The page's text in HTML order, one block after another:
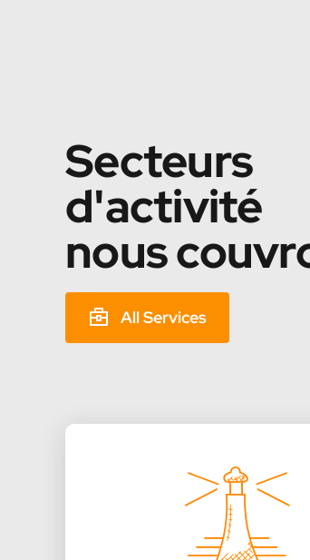
Secteurs
d'activité
nous
All Services